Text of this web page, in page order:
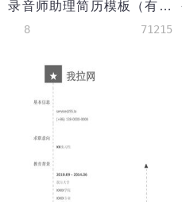
录音师助理简历模板（有个人作品）
8 71215